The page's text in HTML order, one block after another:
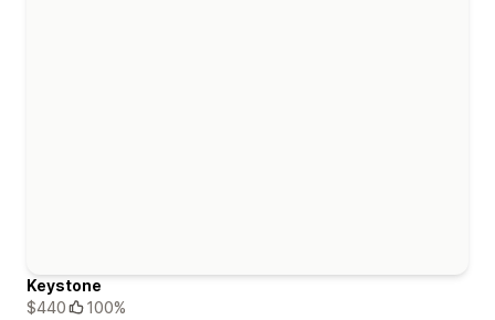
Keystone
$440
100%